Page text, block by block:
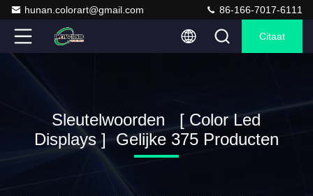
hunan.colorart@gmail.com 86-166-7017-6111
Citaat
Sleutelwoorden [ Color Led
Displays ] Gelijke 375 Producten